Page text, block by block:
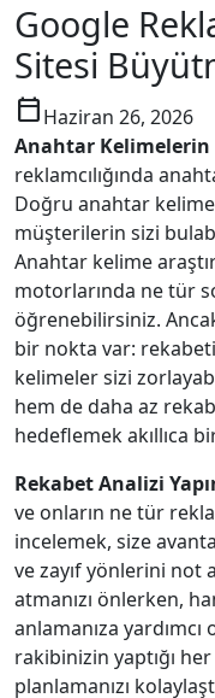
Google
Sitesi
calendar_todayHaziran 26, 2026
Anahtar Kelimelerin
reklamcılığında
Doğru anahtar
müşterilerin sizi
Anahtar kelime
motorlarında ne tür
öğrenebilirsiniz.
bir nokta var:
kelimeler sizi
hem de daha az
hedeflemek akıllıca
Rekabet Analizi
ve onların ne tür
incelemek, size
ve zayıf yönlerini not
atmanızı önlerken,
anlamanıza
rakibinizin yaptığı
planlamanızı